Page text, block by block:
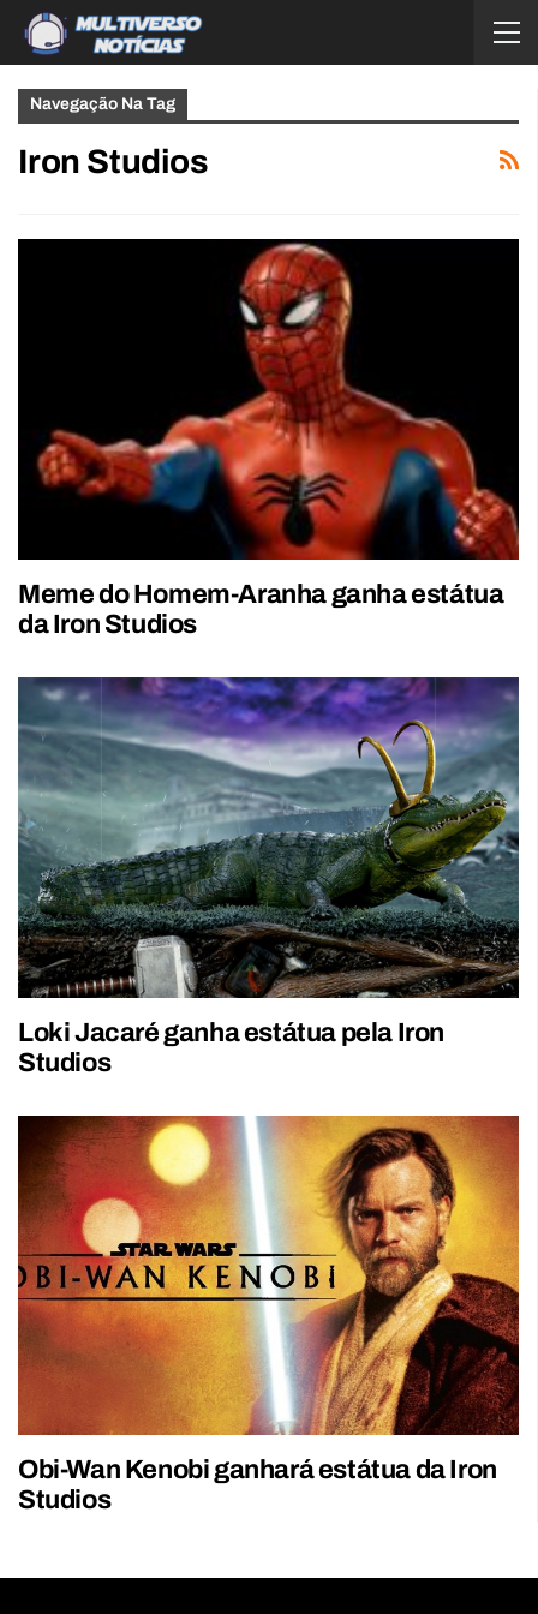
Navegação Na Tag
Iron Studios
Meme do Homem-Aranha ganha estátua
da Iron Studios
Loki Jacaré ganha estátua pela Iron
Studios
Obi-Wan Kenobi ganhará estátua da Iron
Studios